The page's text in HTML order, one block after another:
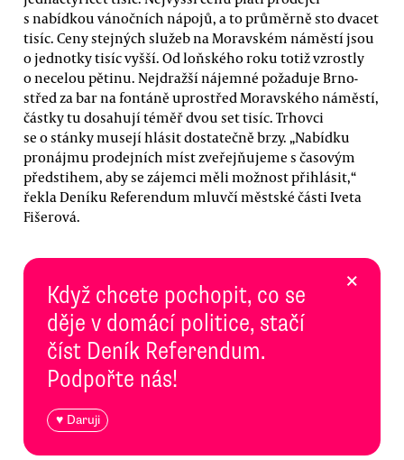
s nabídkou vánočních nápojů, a to průměrně sto dvacet
tisíc. Ceny stejných služeb na Moravském náměstí jsou
o jednotky tisíc vyšší. Od loňského roku totiž vzrostly
o necelou pětinu. Nejdražší nájemné požaduje Brno-
střed za bar na fontáně uprostřed Moravského náměstí,
částky tu dosahují téměř dvou set tisíc. Trhovci
se o stánky musejí hlásit dostatečně brzy. „Nabídku
pronájmu prodejních míst zveřejňujeme s časovým
předstihem, aby se zájemci měli možnost přihlásit,“
řekla Deníku Referendum mluvčí městské části Iveta
Fišerová.
Když chcete pochopit, co se
děje v domácí politice, stačí
číst Deník Referendum.
Podpořte nás!
♥ Daruji
×